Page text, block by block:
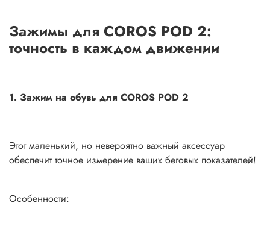
Зажимы для COROS POD 2:
точность в каждом движении
1. Зажим на обувь для COROS POD 2
Этот маленький, но невероятно важный аксессуар
обеспечит точное измерение ваших беговых показателей!
Особенности: